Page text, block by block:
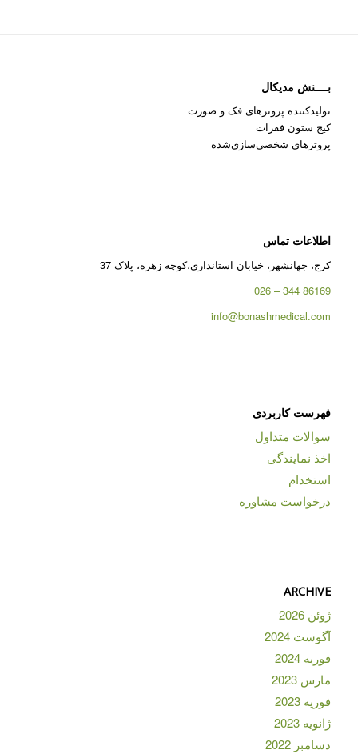
بــــنش مدیکال
تولیدکننده پروتزهای فک و صورت
کیج ستون فقرات
پروتزهای شخصی‌سازی‌شده
اطلاعات تماس
کرج، جهانشهر، خیابان استانداری،کوچه زهره، پلاک 37
86169 344 – 026
info@bonashmedical.com
فهرست کاربردی
سوالات متداول
اخذ نمایندگی
استخدام
درخواست مشاوره
ARCHIVE
ژوئن 2026
آگوست 2024
فوریه 2024
مارس 2023
فوریه 2023
ژانویه 2023
دسامبر 2022